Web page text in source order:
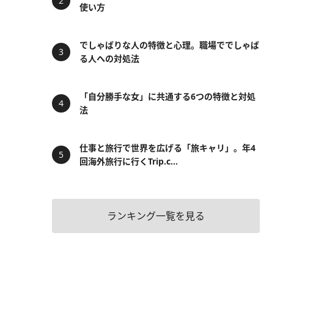
使い方
でしゃばりな人の特徴と心理。職場ででしゃば
る人への対処法
「自分勝手な女」に共通する6つの特徴と対処
法
仕事と旅行で世界を広げる「旅キャリ」。年4
回海外旅行に行くTrip.c...
ランキング一覧を見る